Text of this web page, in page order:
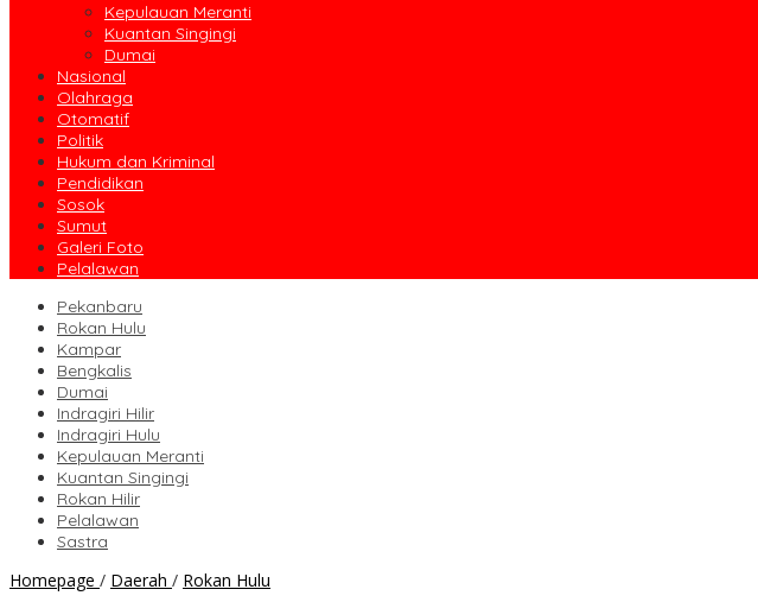
Kepulauan Meranti
Kuantan Singingi
Dumai
Nasional
Olahraga
Otomatif
Politik
Hukum dan Kriminal
Pendidikan
Sosok
Sumut
Galeri Foto
Pelalawan
Pekanbaru
Rokan Hulu
Kampar
Bengkalis
Dumai
Indragiri Hilir
Indragiri Hulu
Kepulauan Meranti
Kuantan Singingi
Rokan Hilir
Pelalawan
Sastra
Homepage / Daerah / Rokan Hulu